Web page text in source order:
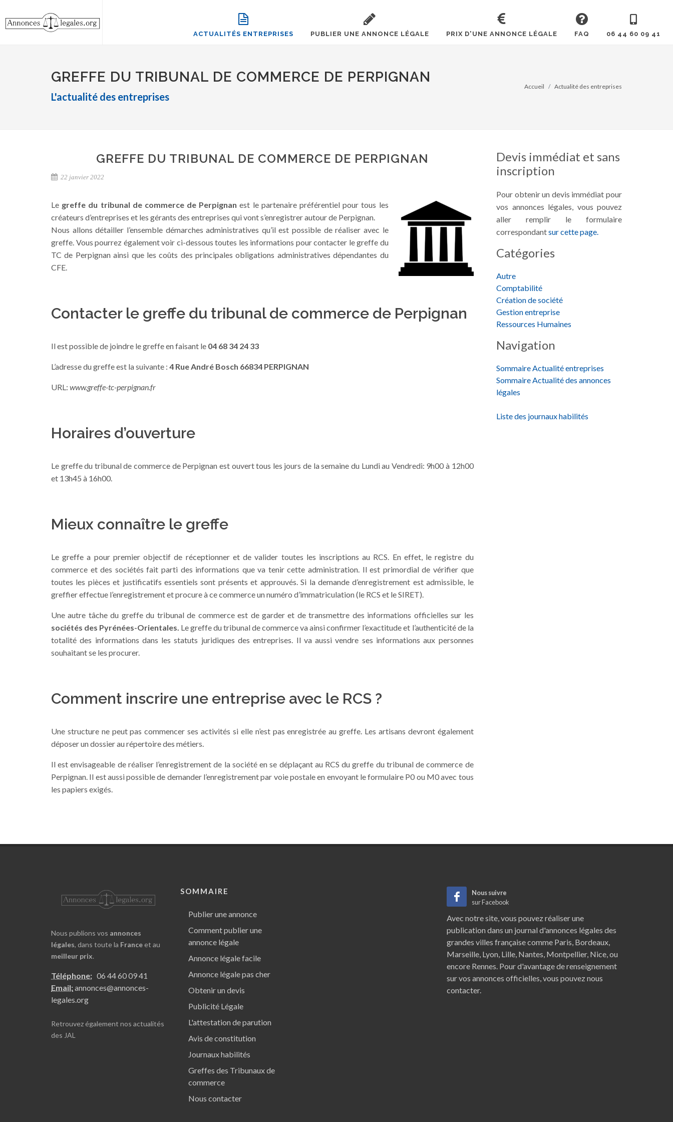
ACTUALITÉS ENTREPRISES PUBLIER UNE ANNONCE LÉGALE PRIX D'UNE ANNONCE LÉGALE FAQ 06 44 60 09 41
GREFFE DU TRIBUNAL DE COMMERCE DE PERPIGNAN
L'actualité des entreprises
Accueil Actualité des entreprises
GREFFE DU TRIBUNAL DE COMMERCE DE PERPIGNAN
22 janvier 2022
Le greffe du tribunal de commerce de Perpignan est le partenaire préférentiel pour tous les
créateurs d’entreprises et les gérants des entreprises qui vont s’enregistrer autour de Perpignan.
Nous allons détailler l’ensemble démarches administratives qu’il est possible de réaliser avec le
greffe. Vous pourrez également voir ci-dessous toutes les informations pour contacter le greffe du
TC de Perpignan ainsi que les coûts des principales obligations administratives dépendantes du
CFE.
Contacter le greffe du tribunal de commerce de Perpignan
Il est possible de joindre le greffe en faisant le 04 68 34 24 33
L’adresse du greffe est la suivante : 4 Rue André Bosch 66834 PERPIGNAN
URL: www.greffe-tc-perpignan.fr
Horaires d’ouverture
Le greffe du tribunal de commerce de Perpignan est ouvert tous les jours de la semaine du Lundi au Vendredi: 9h00 à 12h00
et 13h45 à 16h00.
Mieux connaître le greffe
Le greffe a pour premier objectif de réceptionner et de valider toutes les inscriptions au RCS. En effet, le registre du
commerce et des sociétés fait parti des informations que va tenir cette administration. Il est primordial de vérifier que
toutes les pièces et justificatifs essentiels sont présents et approuvés. Si la demande d’enregistrement est admissible, le
greffier effectue l’enregistrement et procure à ce commerce un numéro d’immatriculation (le RCS et le SIRET).
Une autre tâche du greffe du tribunal de commerce est de garder et de transmettre des informations officielles sur les
sociétés des Pyrénées-Orientales. Le greffe du tribunal de commerce va ainsi confirmer l’exactitude et l’authenticité de la
totalité des informations dans les statuts juridiques des entreprises. Il va aussi vendre ses informations aux personnes
souhaitant se les procurer.
Comment inscrire une entreprise avec le RCS ?
Une structure ne peut pas commencer ses activités si elle n’est pas enregistrée au greffe. Les artisans devront également
déposer un dossier au répertoire des métiers.
Il est envisageable de réaliser l’enregistrement de la société en se déplaçant au RCS du greffe du tribunal de commerce de
Perpignan. Il est aussi possible de demander l’enregistrement par voie postale en envoyant le formulaire P0 ou M0 avec tous
les papiers exigés.
Devis immédiat et sans
inscription
Pour obtenir un devis immédiat pour
vos annonces légales, vous pouvez
aller remplir le formulaire
correspondantsur cette page.
Catégories
Autre
Comptabilité
Création de société
Gestion entreprise
Ressources Humaines
Navigation
Sommaire Actualité entreprises
Sommaire Actualité des annonces
légales
Liste des journaux habilités
Nous publions vos annonces
légales, dans toute la France et au
meilleur prix.
Téléphone: 06 44 60 09 41
Email:annonces@annonces-
legales.org
Retrouvez également nos actualités
des JAL
SOMMAIRE
Publier une annonce
Comment publier une
annonce légale
Annonce légale facile
Annonce légale pas cher
Obtenir un devis
Publicité Légale
L'attestation de parution
Avis de constitution
Journaux habilités
Greffes des Tribunaux de
commerce
Nous contacter
Nous suivre
sur Facebook
Avec notre site, vous pouvez réaliser une
publication dans un journal d'annonces légales des
grandes villes française comme Paris, Bordeaux,
Marseille, Lyon, Lille, Nantes, Montpellier, Nice, ou
encore Rennes. Pour d'avantage de renseignement
sur vos annonces officielles, vous pouvez nous
contacter.